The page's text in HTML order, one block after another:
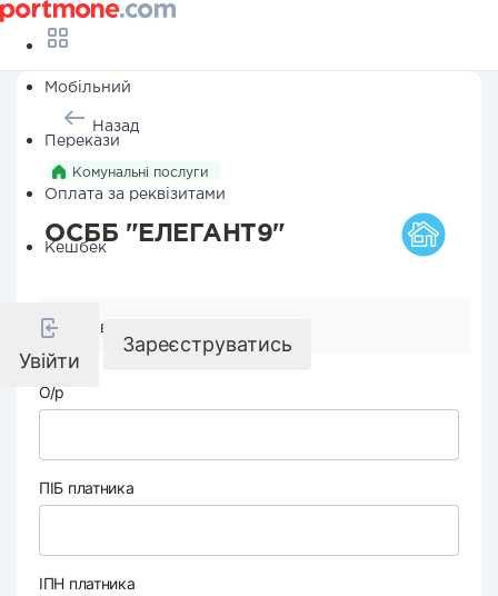
Мобільний
Перекази
Оплата за реквізитами
Кешбек
Увійти
Зареєструватись
Назад
Комунальні послуги
ОСББ "ЕЛЕГАНТ9"
Реквізити компанії
О/р
ПІБ платника
ІПН платника